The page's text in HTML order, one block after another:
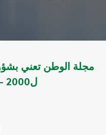
ل2000 -ع86 ل2003 ـأعداد متفرقة